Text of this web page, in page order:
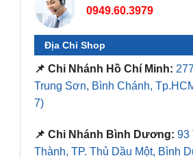
0949.60.3979
Địa Chỉ Shop
📌 Chi Nhánh Hồ Chí Minh:
Trung Sơn, Bình Chánh,
7)
📌 Chi Nhánh Bình Dương: 93
Thành, TP. Thủ Dầu Một, Bình